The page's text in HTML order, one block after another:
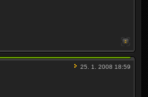
25. 1. 2008 18:59